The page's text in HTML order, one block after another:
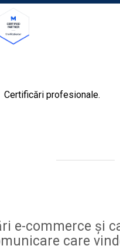
Certificări profesionale.
e-commerce și
care